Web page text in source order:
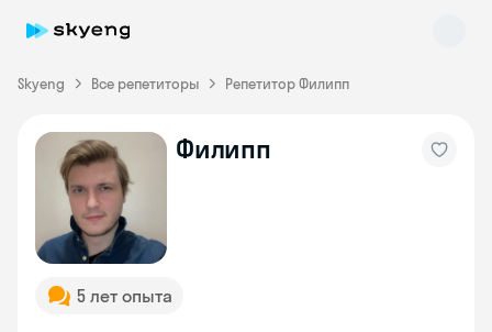
Skyeng Все репетиторы Репетитор Филипп
Филипп
5 лет опыта
Skyeng Chat
online